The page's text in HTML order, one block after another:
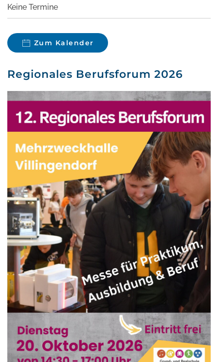
Keine Termine
Zum Kalender
Regionales Berufsforum 2026